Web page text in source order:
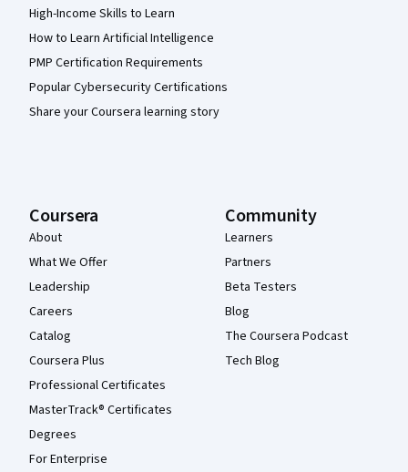
High-Income Skills to Learn
How to Learn Artificial Intelligence
PMP Certification Requirements
Popular Cybersecurity Certifications
Share your Coursera learning story
Coursera
About
What We Offer
Leadership
Careers
Catalog
Coursera Plus
Professional Certificates
MasterTrack® Certificates
Degrees
For Enterprise
Community
Learners
Partners
Beta Testers
Blog
The Coursera Podcast
Tech Blog